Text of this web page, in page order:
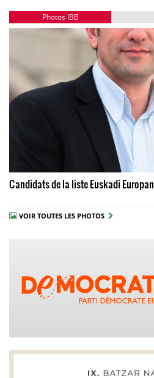
Photos IBB
Candidats de la liste Euskadi Europan
VOIR TOUTES LES PHOTOS